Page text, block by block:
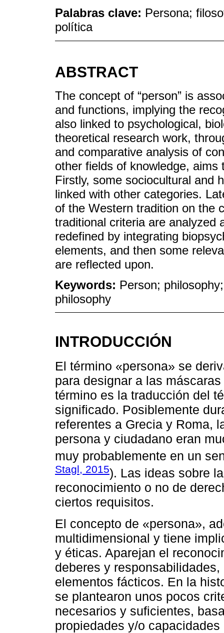
Palabras clave: Persona;
política
ABSTRACT
The concept of “person” is
and functions, implying the
also linked to psychological,
theoretical research work,
and comparative analysis of
other fields of knowledge,
Firstly, some sociocultural and
linked with other categories.
of the Western tradition on the
traditional criteria are analyzed
redefined by integrating
elements, and then some
are reflected upon.
Keywords: Person;
philosophy
INTRODUCCIÓN
El término «persona» se
para designar a las
término es la traducción del
significado. Posiblemente
referentes a Grecia y Roma,
persona y ciudadano eran
muy probablemente en un
Stagl, 2015). Las ideas sobre
reconocimiento o no de
ciertos requisitos.
El concepto de «persona»,
multidimensional y tiene
y éticas. Aparejan el
deberes y
elementos fácticos. En la
se plantearon unos pocos
necesarios y suficientes,
propiedades y/o